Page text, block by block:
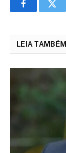
Facebook
LEIA TAMBÉM